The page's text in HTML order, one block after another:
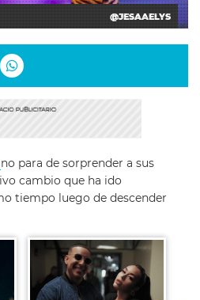
@JESAAELYS
no para de sorprender a sus
cambio que ha ido
tiempo luego de descender